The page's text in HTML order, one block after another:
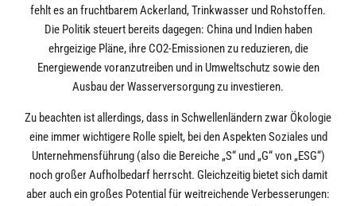
fehlt es an fruchtbarem Ackerland, Trinkwasser und Rohstoffen.
Die Politik steuert bereits dagegen: China und Indien haben
ehrgeizige Pläne, ihre CO2-Emissionen zu reduzieren, die
Energiewende voranzutreiben und in Umweltschutz sowie den
Ausbau der Wasserversorgung zu investieren.
Zu beachten ist allerdings, dass in Schwellenländern zwar Ökologie
eine immer wichtigere Rolle spielt, bei den Aspekten Soziales und
Unternehmensführung (also die Bereiche „S“ und „G“ von „ESG“)
noch großer Aufholbedarf herrscht. Gleichzeitig bietet sich damit
aber auch ein großes Potential für weitreichende Verbesserungen: